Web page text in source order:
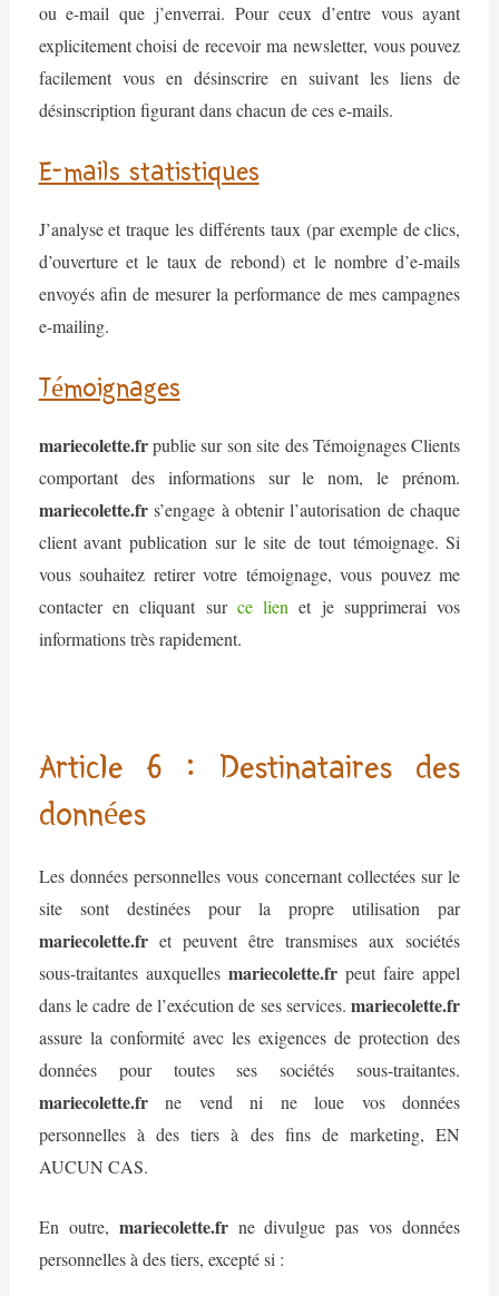
ou e-mail que j’enverrai. Pour ceux d’entre vous ayant
explicitement choisi de recevoir ma newsletter, vous pouvez
facilement vous en désinscrire en suivant les liens de
désinscription figurant dans chacun de ces e-mails.
E-mails statistiques
J’analyse et traque les différents taux (par exemple de clics,
d’ouverture et le taux de rebond) et le nombre d’e-mails
envoyés afin de mesurer la performance de mes campagnes
e-mailing.
Témoignages
mariecolette.frpublie sur son site des Témoignages Clients
comportant des informations sur le nom, le prénom.
mariecolette.frs’engage à obtenir l’autorisation de chaque
client avant publication sur le site de tout témoignage. Si
vous souhaitez retirer votre témoignage, vous pouvez me
contacter en cliquant sur ce lien et je supprimerai vos
informations très rapidement.
Article 6 : Destinataires des
données
Les données personnelles vous concernant collectées sur le
site sont destinées pour la propre utilisation par
mariecolette.fret peuvent être transmises aux sociétés
sous-traitantes auxquelles mariecolette.frpeut faire appel
dans le cadre de l’exécution de ses services.mariecolette.fr
assure la conformité avec les exigences de protection des
données pour toutes ses sociétés sous-traitantes.
mariecolette.frne vend ni ne loue vos données
personnelles à des tiers à des fins de marketing, EN
AUCUN CAS.
En outre, mariecolette.frne divulgue pas vos données
personnelles à des tiers, excepté si :